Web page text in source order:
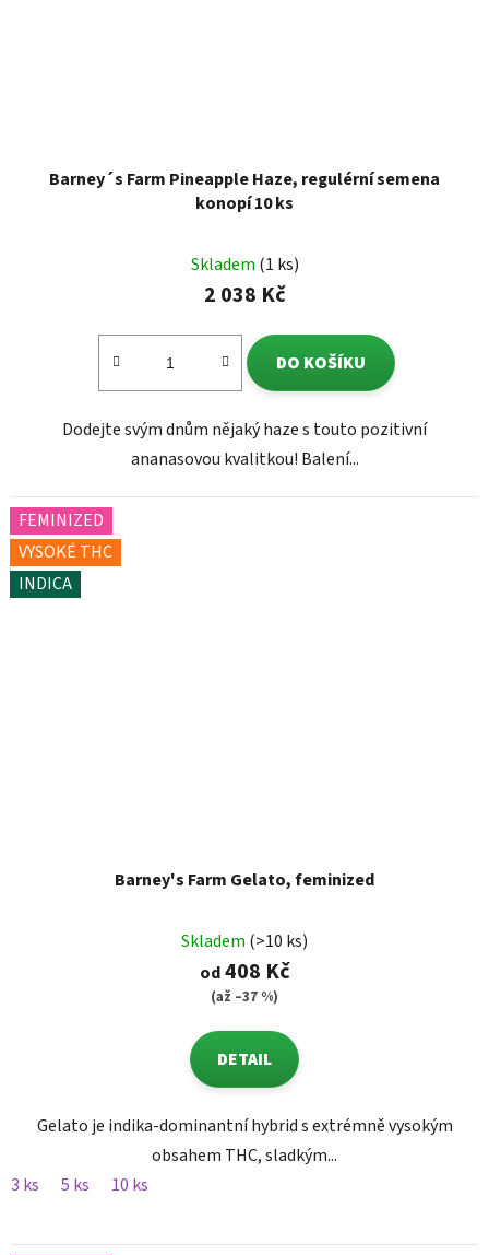
Barney´s Farm Pineapple Haze, regulérní semena
konopí 10 ks
Skladem (1 ks)
2 038 Kč
DO KOŠÍKU
Dodejte svým dnům nějaký haze s touto pozitivní
ananasovou kvalitkou! Balení...
FEMINIZED
VYSOKÉ THC
INDICA
Barney's Farm Gelato, feminized
Skladem (>10 ks)
od408 Kč
(až –37 %)
DETAIL
Gelato je indika-dominantní hybrid s extrémně vysokým
obsahem THC, sladkým...
3 ks
5 ks 10 ks